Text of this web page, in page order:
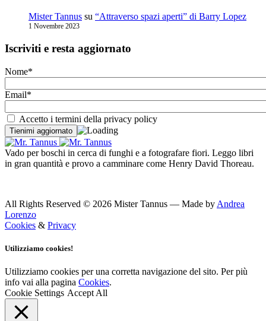
Mister Tannus su “Attraverso spazi aperti” di Barry Lopez
1 Novembre 2023
Iscriviti e resta aggiornato
Nome*
Email*
Accetto i termini della privacy policy
Vado per boschi in cerca di funghi e a fotografare fiori. Leggo libri
in gran quantità e provo a camminare come Henry David Thoreau.
All Rights Reserved © 2026 Mister Tannus — Made by Andrea
Lorenzo
Cookies & Privacy
Utilizziamo cookies!
Utilizziamo cookies per una corretta navigazione del sito. Per più
info vai alla pagina Cookies.
Cookie Settings Accept All